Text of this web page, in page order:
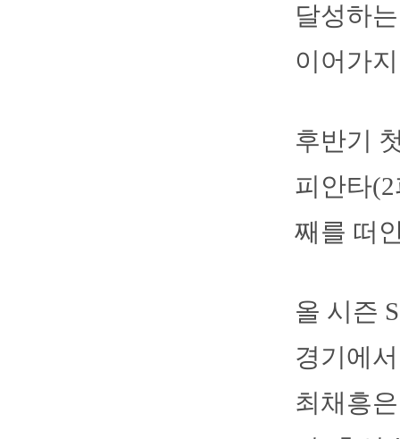
달성하
이어가
후반기
피안타
째를 떠
올 시즌
경기에
최채흥